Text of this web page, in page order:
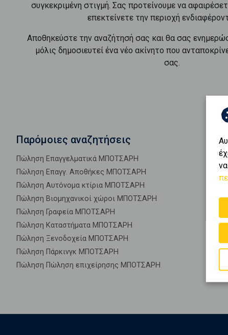
συγκεκριμένη στιγμή. Σας προτείνουμε να
επεκτείνετε την περιοχή
Αποθηκεύστε την αναζήτησή σας και θα σας
μόλις δημοσιευτεί ένα νέο ακίνητο που
σας.
Παρόμοιες αναζητήσεις
Πώληση Επαγγελματικά ΜΠΟΤΣΑΡΗ
Πώληση Επαγγ. Αποθήκες ΜΠΟΤΣΑΡΗ
Πώληση Αυτόνομα κτίρια ΜΠΟΤΣΑΡΗ
Πώληση Βιομηχανικοί χώροι ΜΠΟΤΣΑΡΗ
Πώληση Γραφεία ΜΠΟΤΣΑΡΗ
Πώληση Καταστήματα ΜΠΟΤΣΑΡΗ
Πώληση Ξενοδοχεία ΜΠΟΤΣΑΡΗ
Πώληση Πάρκινγκ ΜΠΟΤΣΑΡΗ
Πώληση Πώληση επιχείρησης ΜΠΟΤΣΑΡΗ